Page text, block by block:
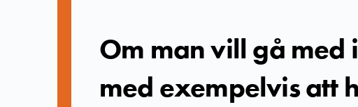
Om man vill gå med
med exempelvis att